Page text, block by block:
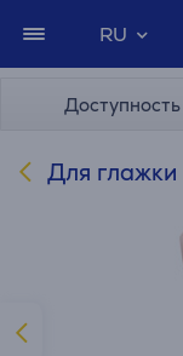
RU
Доступность
Для глажки